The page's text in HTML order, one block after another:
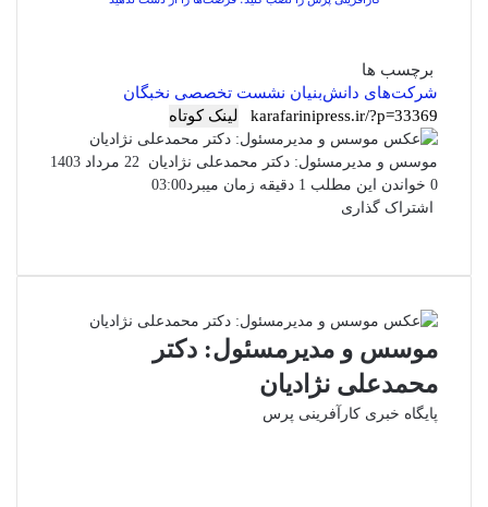
برچسب ها
شرکت‌های دانش‌بنیان نشست تخصصی نخبگان
لینک کوتاه
موسس و مدیرمسئول: دکتر محمدعلی نژادیان
ارسال
22 مرداد 1403
03:00
0 خواندن این مطلب 1 دقیقه زمان میبرد
اشتراک گذاری
از
ایمیل
موسس و مدیرمسئول: دکتر
محمدعلی نژادیان
پایگاه خبری کارآفرینی پرس